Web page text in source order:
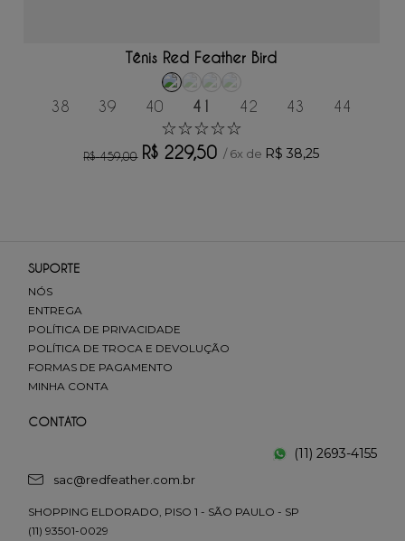
Tênis Red Feather Bird
38 39 40 41 42 43 44
☆☆☆☆☆
R$ 459,00 R$ 229,50 /6x de R$ 38,25
SUPORTE
NÓS
ENTREGA
POLÍTICA DE PRIVACIDADE
POLÍTICA DE TROCA E DEVOLUÇÃO
FORMAS DE PAGAMENTO
MINHA CONTA
CONTATO
(11) 2693-4155
sac@redfeather.com.br
SHOPPING ELDORADO, PISO 1 - SÃO PAULO - SP
(11) 93501-0029